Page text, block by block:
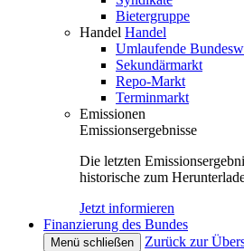
Bietergruppe
Handel Handel
Umlaufende
Sekundärmarkt
Repo-Markt
Terminmarkt
Emissionen
Emissionsergebnisse
Die letzten
historische zum
Jetzt informieren
Finanzierung des Bundes
Menü schließen
Zurück zur